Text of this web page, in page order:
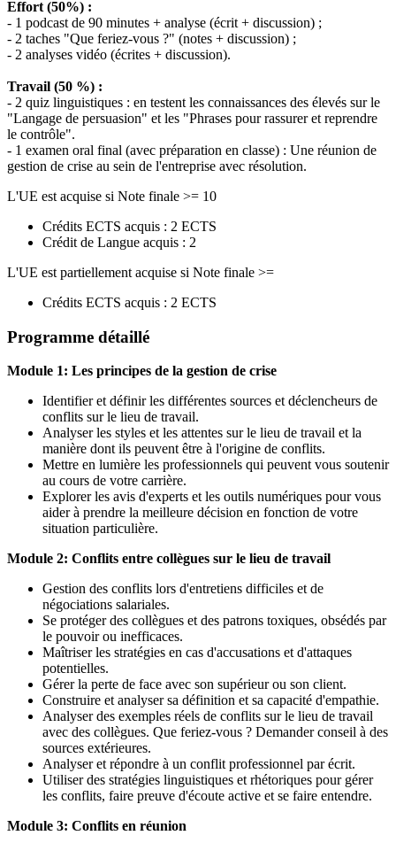
Effort (50%) :
- 1 podcast de 90 minutes + analyse (écrit + discussion) ;
- 2 taches "Que feriez-vous ?" (notes + discussion) ;
- 2 analyses vidéo (écrites + discussion).
Travail (50 %) :
- 2 quiz linguistiques : en testent les connaissances des élevés sur le
"Langage de persuasion" et les "Phrases pour rassurer et reprendre
le contrôle".
- 1 examen oral final (avec préparation en classe) : Une réunion de
gestion de crise au sein de l'entreprise avec résolution.
L'UE est acquise si Note finale >= 10
Crédits ECTS acquis : 2 ECTS
Crédit de Langue acquis : 2
L'UE est partiellement acquise si Note finale >=
Crédits ECTS acquis : 2 ECTS
Programme détaillé
Module 1: Les principes de la gestion de crise
Identifier et définir les différentes sources et déclencheurs de
conflits sur le lieu de travail.
Analyser les styles et les attentes sur le lieu de travail et la
manière dont ils peuvent être à l'origine de conflits.
Mettre en lumière les professionnels qui peuvent vous soutenir
au cours de votre carrière.
Explorer les avis d'experts et les outils numériques pour vous
aider à prendre la meilleure décision en fonction de votre
situation particulière.
Module 2: Conflits entre collègues sur le lieu de travail
Gestion des conflits lors d'entretiens difficiles et de
négociations salariales.
Se protéger des collègues et des patrons toxiques, obsédés par
le pouvoir ou inefficaces.
Maîtriser les stratégies en cas d'accusations et d'attaques
potentielles.
Gérer la perte de face avec son supérieur ou son client.
Construire et analyser sa définition et sa capacité d'empathie.
Analyser des exemples réels de conflits sur le lieu de travail
avec des collègues. Que feriez-vous ? Demander conseil à des
sources extérieures.
Analyser et répondre à un conflit professionnel par écrit.
Utiliser des stratégies linguistiques et rhétoriques pour gérer
les conflits, faire preuve d'écoute active et se faire entendre.
Module 3: Conflits en réunion